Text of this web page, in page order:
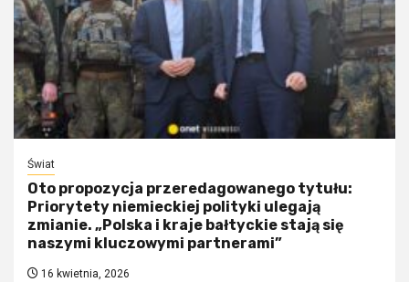
Świat
Oto propozycja przeredagowanego tytułu:
Priorytety niemieckiej polityki ulegają
zmianie. „Polska i kraje bałtyckie stają się
naszymi kluczowymi partnerami”
16 kwietnia, 2026